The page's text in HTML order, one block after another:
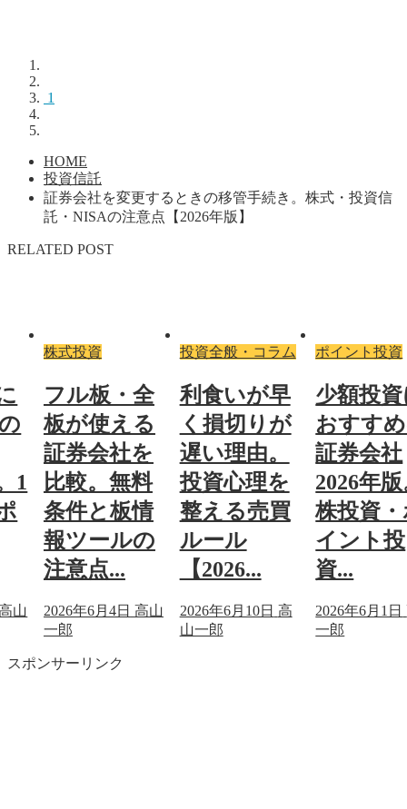
1
HOME
投資信託
証券会社を変更するときの移管手続き。株式・投資信
託・NISAの注意点【2026年版】
RELATED POST
1
山
株式投資
フル板・全
板が使える
証券会社を
比較。無料
条件と板情
報ツールの
注意点...
2026年6月4日 高山
一郎
投資全般・コラム
利食いが早
く損切りが
遅い理由。
投資心理を
整える売買
ルール
【2026...
2026年6月10日 高
山一郎
ポイント投資
少額投
おすす
証券会社
2026年
株投資
イント投
資...
2026年6月1日
一郎
スポンサーリンク